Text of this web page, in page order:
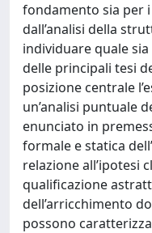
fondamento sia per
dall’analisi della
individuare quale
delle principali tesi
posizione centrale
un’analisi puntuale
enunciato in
formale e statica
relazione all’ipotesi
qualificazione
dell’arricchimento
possono